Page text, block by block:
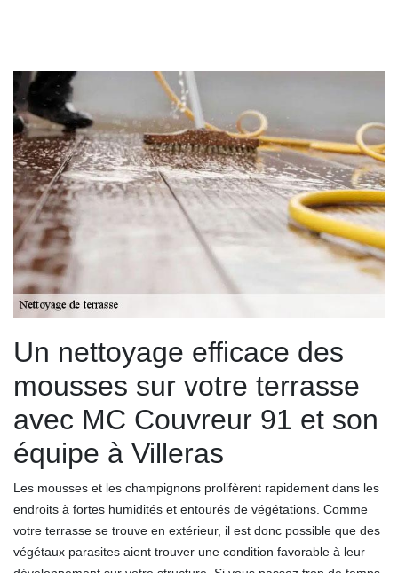
Un nettoyage efficace des
mousses sur votre terrasse
avec MC Couvreur 91 et son
équipe à Villeras
Les mousses et les champignons prolifèrent rapidement dans les
endroits à fortes humidités et entourés de végétations. Comme
votre terrasse se trouve en extérieur, il est donc possible que des
végétaux parasites aient trouver une condition favorable à leur